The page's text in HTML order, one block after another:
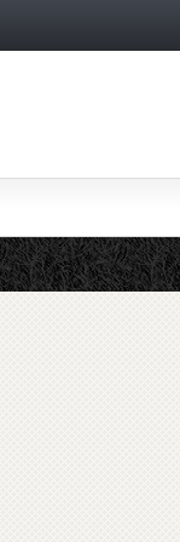
北欧らしいギフト